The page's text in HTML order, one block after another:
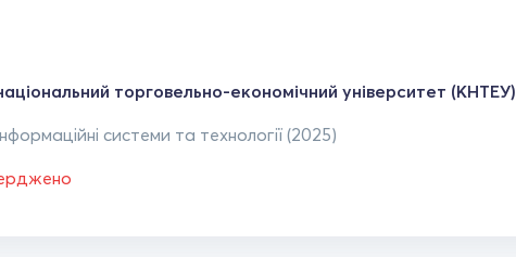
торговельно-економічний університет (КНТЕУ)
системи та технології (2025)